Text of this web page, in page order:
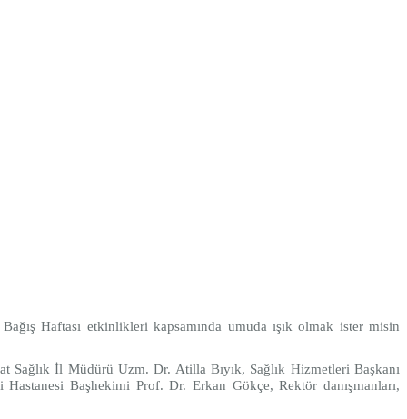
Haftası etkinlikleri kapsamında umuda ışık olmak ister misin
Sağlık İl Müdürü Uzm. Dr. Atilla Bıyık, Sağlık Hizmetleri Başkanı
Başhekimi Prof. Dr. Erkan Gökçe, Rektör danışmanları,